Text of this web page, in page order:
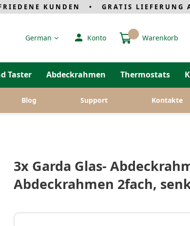
KUNDEN • GRATIS LIEFERUNG
Sprache
German Konto Warenkorb
Taster Abdeckrahmen Thermostats
Blog Support Kontakte
3х Garda Glas-
Abdeckrahmen 2fach,